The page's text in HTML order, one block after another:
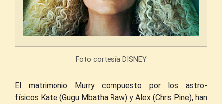
Foto cortesía DISNEY
El matrimonio Murry compuesto por los astro-
físicos Kate (Gugu Mbatha Raw) y Alex (Chris Pine), han